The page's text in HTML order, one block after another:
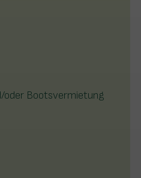
oder Bootsvermietung